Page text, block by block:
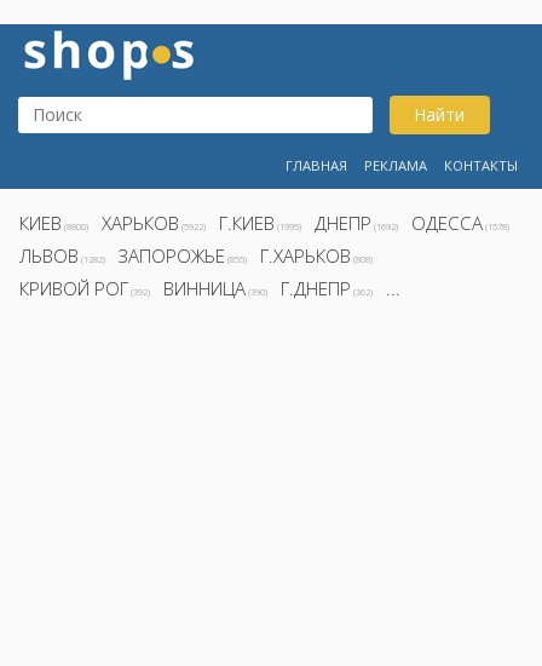
Найти
ГЛАВНАЯ РЕКЛАМА КОНТАКТЫ
КИЕВ (8800) ХАРЬКОВ (5922) Г.КИЕВ (1995) ДНЕПР (1692) ОДЕССА (1578)
ЛЬВОВ (1282) ЗАПОРОЖЬЕ (855) Г.ХАРЬКОВ (808)
КРИВОЙ РОГ (392) ВИННИЦА (390) Г.ДНЕПР (362) ...